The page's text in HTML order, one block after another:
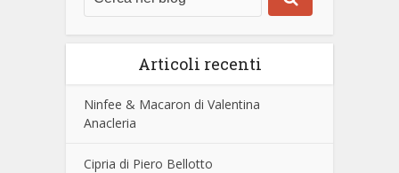
Articoli recenti
Ninfee & Macaron di Valentina
Anacleria
Cipria di Piero Bellotto